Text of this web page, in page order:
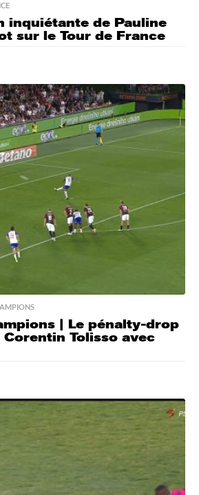
inquiétante de Pauline
sur le Tour de France
| Le pénalty-drop
Tolisso avec